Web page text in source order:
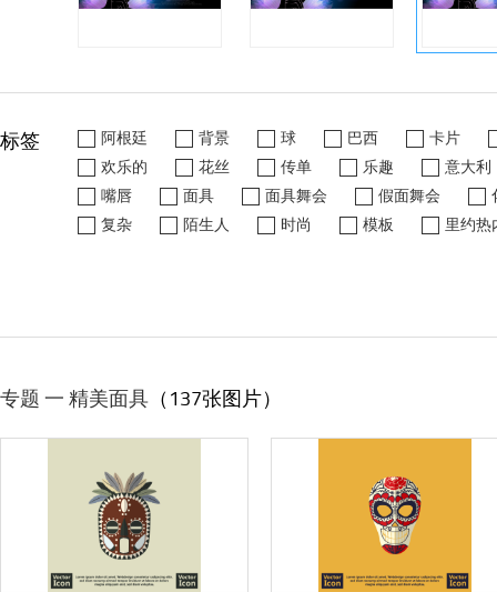
标签 阿根廷 背景 球 巴西
卡片
欢乐的
花丝 传单 乐趣
意大利
嘴唇
面具 面具舞会 假面舞会
复杂
陌生人 时尚 模板 里约热
专题 一 精美面具 （137张图片）